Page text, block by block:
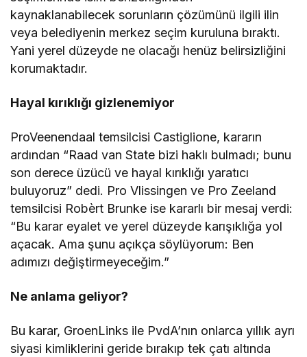
kaynaklanabilecek sorunların çözümünü ilgili ilin
veya belediyenin merkez seçim kuruluna bıraktı.
Yani yerel düzeyde ne olacağı henüz belirsizliğini
korumaktadır.
Hayal kırıklığı gizlenemiyor
ProVeenendaal temsilcisi Castiglione, kararın
ardından “Raad van State bizi haklı bulmadı; bunu
son derece üzücü ve hayal kırıklığı yaratıcı
buluyoruz” dedi. Pro Vlissingen ve Pro Zeeland
temsilcisi Robèrt Brunke ise kararlı bir mesaj verdi:
“Bu karar eyalet ve yerel düzeyde karışıklığa yol
açacak. Ama şunu açıkça söylüyorum: Ben
adımızı değiştirmeyeceğim.”
Ne anlama geliyor?
Bu karar, GroenLinks ile PvdA’nın onlarca yıllık ayrı
siyasi kimliklerini geride bırakıp tek çatı altında